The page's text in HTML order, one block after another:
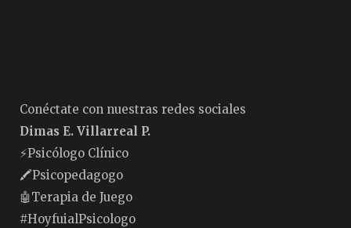
Conéctate con nuestras redes sociales
Dimas E. Villarreal P.
⚡️Psicólogo Clínico
🖍Psicopedagogo
🤖Terapia de Juego
#HoyfuialPsicologo